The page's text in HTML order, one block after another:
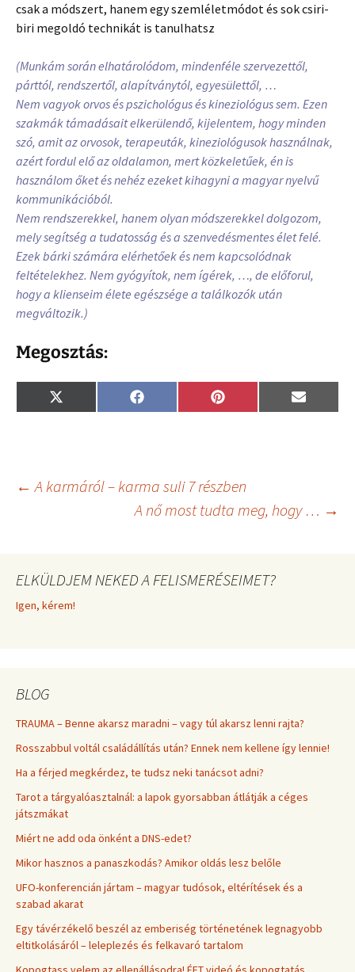
csak a módszert, hanem egy szemléletmódot és sok csiri-
biri megoldó technikát is tanulhatsz
(Munkám során elhatárolódom, mindenféle szervezettől,
párttól, rendszertől, alapítványtól, egyesülettől, …
Nem vagyok orvos és pszichológus és kineziológus sem. Ezen
szakmák támadásait elkerülendő, kijelentem, hogy minden
szó, amit az orvosok, terapeuták, kineziológusok használnak,
azért fordul elő az oldalamon, mert közkeletűek, én is
használom őket és nehéz ezeket kihagyni a magyar nyelvű
kommunikációból.
Nem rendszerekkel, hanem olyan módszerekkel dolgozom,
mely segítség a tudatosság és a szenvedésmentes élet felé.
Ezek bárki számára elérhetőek és nem kapcsolódnak
feltételekhez. Nem gyógyítok, nem ígérek, …, de előforul,
hogy a klienseim élete egészsége a találkozók után
megváltozik.)
Megosztás:
Share
on
X
(
e
Share
on
F
a
k
Share
on
P
i
e
s
t
Share
on
E
m
Bejegyzés
← A karmáról – karma suli 7 részben
A nő most tudta meg, hogy … →
ELKÜLDJEM NEKED A FELISMERÉSEIMET?
Igen, kérem!
BLOG
TRAUMA – Benne akarsz maradni – vagy túl akarsz lenni rajta?
Rosszabbul voltál családállítás után? Ennek nem kellene így lennie!
Ha a férjed megkérdez, te tudsz neki tanácsot adni?
Tarot a tárgyalóasztalnál: a lapok gyorsabban átlátják a céges
játszmákat
Miért ne add oda önként a DNS-edet?
Mikor hasznos a panaszkodás? Amikor oldás lesz belőle
UFO-konferencián jártam – magyar tudósok, eltérítések és a
szabad akarat
Egy távérzékelő beszél az emberiség történetének legnagyobb
eltitkolásáról – leleplezés és felkavaró tartalom